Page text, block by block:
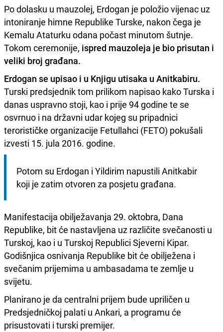
Po dolasku u mauzolej, Erdogan je položio vijenac uz
intoniranje himne Republike Turske, nakon čega je
Kemalu Ataturku odana počast minutom šutnje.
Tokom ceremonije, ispred mauzoleja je bio prisutan i
veliki broj građana.
Erdogan se upisao i u Knjigu utisaka u Anitkabiru.
Turski predsjednik tom prilikom napisao kako Turska i
danas uspravno stoji, kao i prije 94 godine te se
osvrnuo i na državni udar kojeg su pripadnici
terorističke organizacije Fetullahci (FETO) pokušali
izvesti 15. jula 2016. godine.
Potom su Erdogan i Yildirim napustili Anitkabir
koji je zatim otvoren za posjetu građana.
Manifestacija obilježavanja 29. oktobra, Dana
Republike, bit će nastavljena uz različite svečanosti u
Turskoj, kao i u Turskoj Republici Sjeverni Kipar.
Godišnjica osnivanja Republike bit će obilježena i
svečanim prijemima u ambasadama te zemlje u
svijetu.
Planirano je da centralni prijem bude upriličen u
Predsjedničkoj palati u Ankari, a programu će
prisustovati i turski premijer.